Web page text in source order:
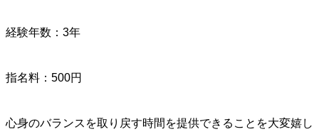
経験年数：3年
指名料：500円
心身のバランスを取り戻す時間を提供できることを大変嬉し